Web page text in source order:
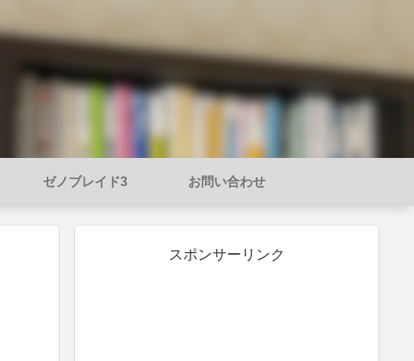
ゼノブレイド3 お問い合わせ
スポンサーリンク